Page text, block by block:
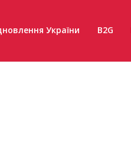
України B2G